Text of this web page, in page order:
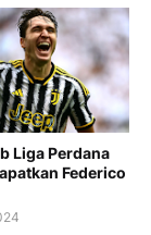
Liga Perdana
Federico